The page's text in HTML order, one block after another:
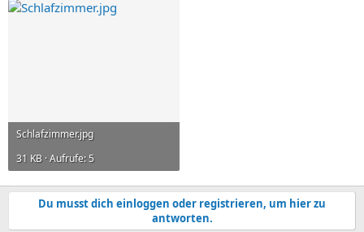
Schlafzimmer.jpg
31 KB · Aufrufe: 5
Du musst dich einloggen oder registrieren, um hier zu
antworten.